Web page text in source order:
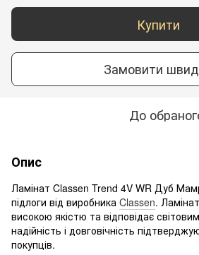
Купити
Замовити
До
Опис
Ламінат Classen Trend 4V WR Дуб
підлоги від виробника Classen.
високою якістю та відповідає
надійність і довговічність
покупців.